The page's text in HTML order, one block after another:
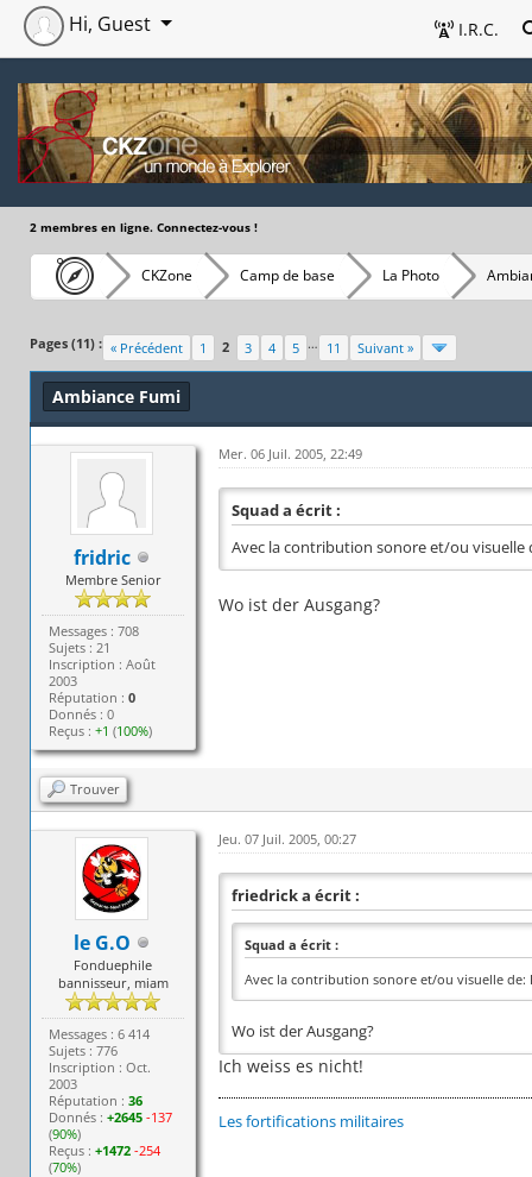
I.R.C.
Hi, Guest
2 membres en ligne. Connectez-vous !
CKZone Camp de base La Photo
Pages (11) : « Précédent 1 2 3 4 5 … 11 Suivant »
Ambiance Fumi
fridric
Membre Senior
Messages : 708
Sujets : 21
Inscription : Août
2003
Réputation :0
Donnés : 0
Reçus :+1 (100%)
Mer. 06 Juil. 2005, 22:49
Squad a écrit :
Avec la contribution sonore et/ou visuelle
Wo ist der Ausgang?
Trouver
le G.O
Fonduephile
bannisseur, miam
Messages : 6 414
Sujets : 776
Inscription : Oct.
2003
Réputation :36
Donnés :+2645 -137
(90%)
Reçus :+1472 -254
(70%)
Jeu. 07 Juil. 2005, 00:27
friedrick a écrit :
Squad a écrit :
Avec la contribution sonore et/ou visuelle de:
Wo ist der Ausgang?
Ich weiss es nicht!
Les fortifications militaires